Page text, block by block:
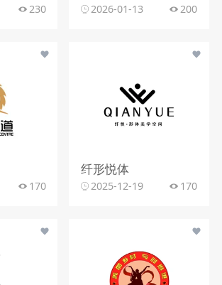
230 2026-01-13 200
170
纤形悦体
2025-12-19 170